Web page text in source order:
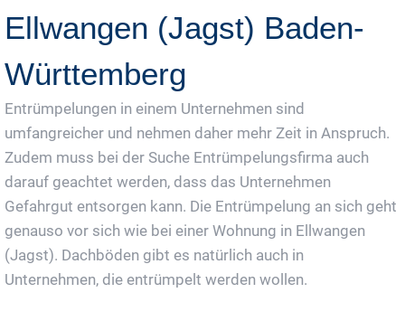
Ellwangen (Jagst) Baden-
Württemberg
Entrümpelungen in einem Unternehmen sind
umfangreicher und nehmen daher mehr Zeit in Anspruch.
Zudem muss bei der Suche Entrümpelungsfirma auch
darauf geachtet werden, dass das Unternehmen
Gefahrgut entsorgen kann. Die Entrümpelung an sich geht
genauso vor sich wie bei einer Wohnung in Ellwangen
(Jagst). Dachböden gibt es natürlich auch in
Unternehmen, die entrümpelt werden wollen.